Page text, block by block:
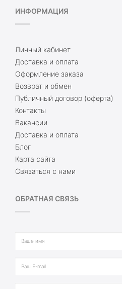
ИНФОРМАЦИЯ
Личный кабинет
Доставка и оплата
Оформление заказа
Возврат и обмен
Публичный договор (оферта)
Контакты
Вакансии
Доставка и оплата
Блог
Карта сайта
Связаться с нами
ОБРАТНАЯ СВЯЗЬ